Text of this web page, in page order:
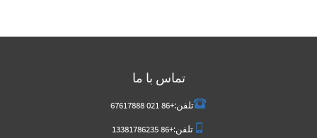
تماس با ما
تلفن:+86 021 67617888
تلفن:+86 13381786235